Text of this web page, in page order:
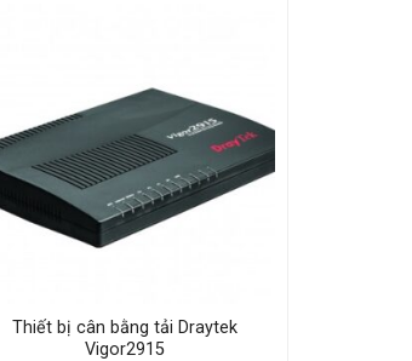
Thiết bị cân bằng tải Draytek
Vigor2915